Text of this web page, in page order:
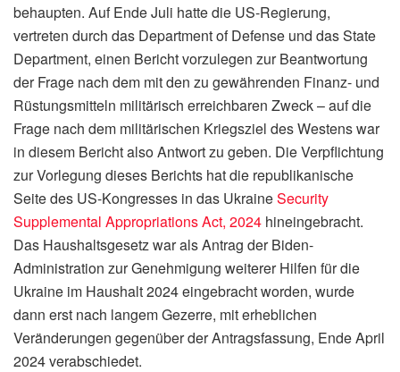
behaupten. Auf Ende Juli hatte die US-Regierung,
vertreten durch das Department of Defense und das State
Department, einen Bericht vorzulegen zur Beantwortung
der Frage nach dem mit den zu gewährenden Finanz- und
Rüstungsmitteln militärisch erreichbaren Zweck – auf die
Frage nach dem militärischen Kriegsziel des Westens war
in diesem Bericht also Antwort zu geben. Die Verpflichtung
zur Vorlegung dieses Berichts hat die republikanische
Seite des US-Kongresses in das UkraineSecurity
Supplemental Appropriations Act, 2024 hineingebracht.
Das Haushaltsgesetz war als Antrag der Biden-
Administration zur Genehmigung weiterer Hilfen für die
Ukraine im Haushalt 2024 eingebracht worden, wurde
dann erst nach langem Gezerre, mit erheblichen
Veränderungen gegenüber der Antragsfassung, Ende April
2024 verabschiedet.